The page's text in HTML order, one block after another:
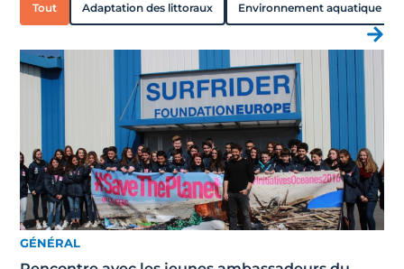
Adaptation des littoraux Environnement aquatique
Tout
GÉNÉRAL